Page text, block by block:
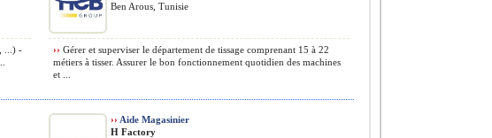
...) -
Ben Arous, Tunisie
›› Gérer et superviser le département de tissage comprenant 15 à 22
métiers à tisser. Assurer le bon fonctionnement quotidien des machines
et ...
›› Aide Magasinier
H Factory